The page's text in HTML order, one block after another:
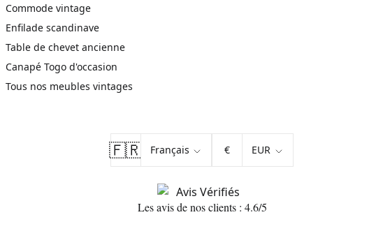
Commode vintage
Enfilade scandinave
Table de chevet ancienne
Canapé Togo d'occasion
Tous nos meubles vintages
🇫🇷 €
Les avis de nos clients : 4.6/5